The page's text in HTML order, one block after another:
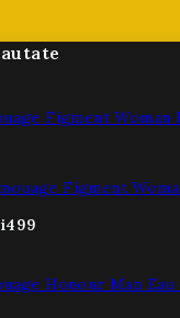
Figment
499